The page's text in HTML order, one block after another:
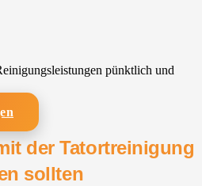
pünktlich und
der Tatortreinigung
sollten